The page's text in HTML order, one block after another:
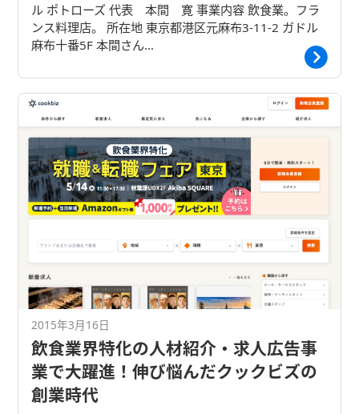
ル ポトローズ 代表 本間 寛 事業内容 飲食業。フラ
ンス料理店。 所在地 東京都港区元麻布3-11-2 ガドル
麻布十番5F 本間さん…
2015年3月16日
飲食業界特化の人材紹介・求人広告事
業で大躍進！伸び悩んだクックビズの
創業時代